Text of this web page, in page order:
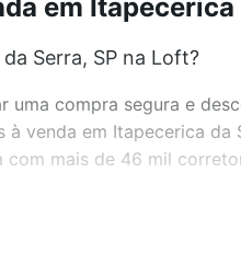
em
Serra, SP na Loft?
compra segura e
venda em Itapecerica
mais de 46 mil